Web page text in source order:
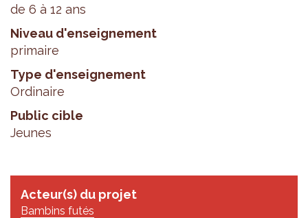
de 6 à 12 ans
Niveau d'enseignement
primaire
Type d'enseignement
Ordinaire
Public cible
Jeunes
Acteur(s) du projet
Bambins futés